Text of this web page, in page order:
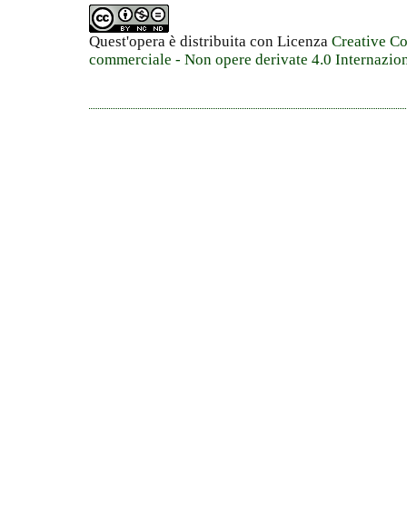
Quest'opera è distribuita con Licenza Creative
commerciale - Non opere derivate 4.0